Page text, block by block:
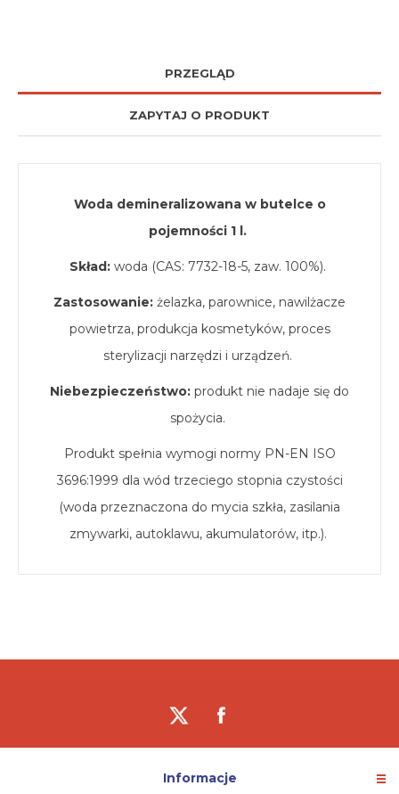
PRZEGLĄD
ZAPYTAJ O PRODUKT
Woda demineralizowana w butelce o
pojemności 1 l.
Skład: woda (CAS: 7732-18-5, zaw. 100%).
Zastosowanie: żelazka, parownice, nawilżacze
powietrza, produkcja kosmetyków, proces
sterylizacji narzędzi i urządzeń.
Niebezpieczeństwo: produkt nie nadaje się do
spożycia.
Produkt spełnia wymogi normy PN-EN ISO
3696:1999 dla wód trzeciego stopnia czystości
(woda przeznaczona do mycia szkła, zasilania
zmywarki, autoklawu, akumulatorów, itp.).
Informacje